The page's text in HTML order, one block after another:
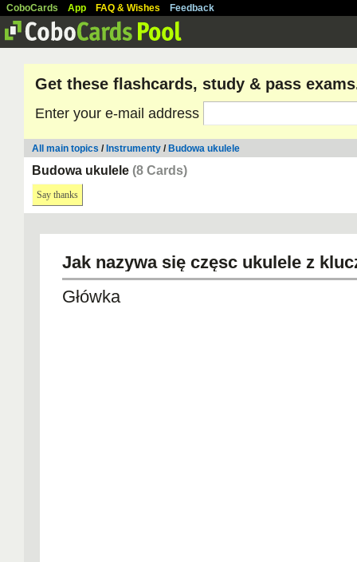
CoboCards App FAQ & Wishes Feedback
Get these flashcards, study & pass
Enter your e-mail address
All main topics / Instrumenty / Budowa ukulele
Budowa ukulele (8 Cards)
Say thanks
Jak nazywa się częsc ukulele z
Główka